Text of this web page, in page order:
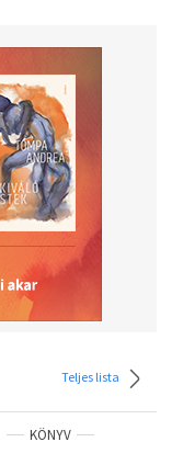
Teljes lista
KÖNYV